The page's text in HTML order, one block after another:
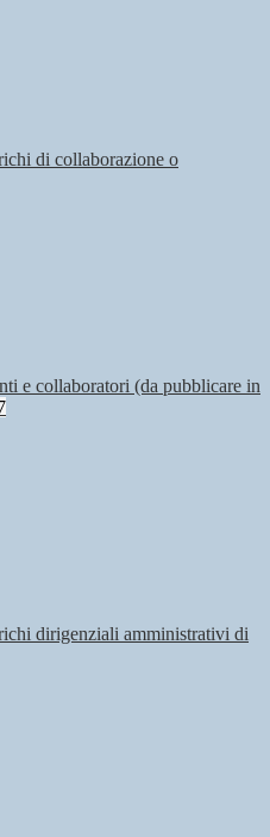
di collaborazione o
e collaboratori (da pubblicare in
dirigenziali amministrativi di